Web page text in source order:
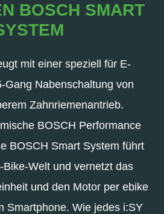
BOSCH SMART
mit einer speziell für E-
Gang Nabenschaltung von
Zahnriemenantrieb.
BOSCH Performance
BOSCH Smart System führt
Welt und vernetzt das
und den Motor per ebike
Smartphone. Wie jedes i:SY